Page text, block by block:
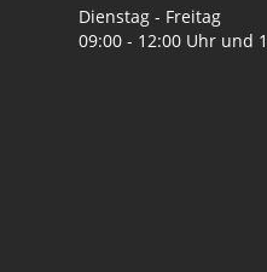
Dienstag - Freitag
09:00 - 12:00 Uhr und